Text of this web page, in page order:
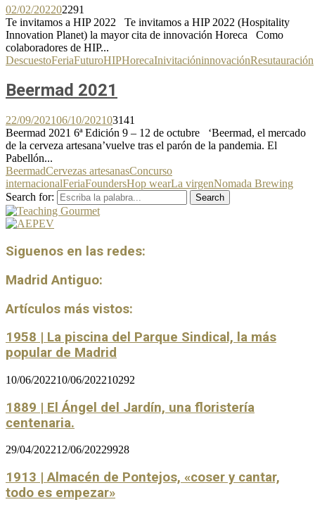
02/02/202202291
Te invitamos a HIP 2022 Te invitamos a HIP 2022 (Hospitality
Innovation Planet) la mayor cita de innovación Horeca Como
colaboradores de HIP...
DescuestoFeriaFuturoHIPHorecaInivitacióninnovaciónResutauración
Beermad 2021
22/09/202106/10/202103141
Beermad 2021 6ª Edición 9 – 12 de octubre ‘Beermad, el mercado
de la cerveza artesana’vuelve tras el parón de la pandemia. El
Pabellón...
BeermadCervezas artesanasConcurso
internacionalFeriaFoundersHop wearLa virgenNomada Brewing
Search for:
Search
Siguenos en las redes:
Madrid Antiguo:
Artículos más vistos:
1958 | La piscina del Parque Sindical, la más
popular de Madrid
10/06/202210/06/202210292
1889 | El Ángel del Jardín, una floristería
centenaria.
29/04/202212/06/20229928
1913 | Almacén de Pontejos, «coser y cantar,
todo es empezar»